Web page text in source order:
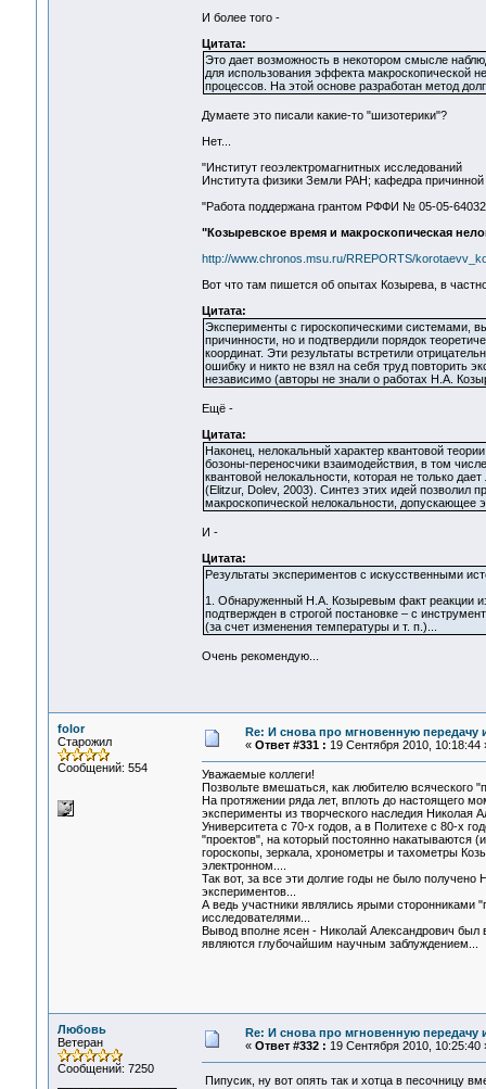
И более того -
Цитата:
Это дает возможность в некотором смысле
для использования эффекта макроскопической
процессов. На этой основе разработан метод
Думаете это писали какие-то "шизотерики"?
Нет...
"Институт геоэлектромагнитных исследований
Института физики Земли РАН; кафедра
"Работа поддержана грантом РФФИ № 05-05-
"Козыревское время и макроскопическая
http://www.chronos.msu.ru/RREPORTS/
Вот что там пишется об опытах Козырева, в
Цитата:
Эксперименты с гироскопическими системами,
причинности, но и подтвердили порядок
координат. Эти результаты встретили
ошибку и никто не взял на себя труд повторить
независимо (авторы не знали о работах Н.А.
Ещё -
Цитата:
Наконец, нелокальный характер квантовой
бозоны-переносчики взаимодействия, в том
квантовой нелокальности, которая не только
(Elitzur, Dolev, 2003). Синтез этих идей позволил
макроскопической нелокальности, допускающее
И -
Цитата:
Результаты экспериментов с искусственными
1. Обнаруженный Н.А. Козыревым факт реакции
подтвержден в строгой постановке – с
(за счет изменения температуры и т. п.)...
Очень рекомендую...
folor
Старожил
Сообщений: 554
Re: И снова про мгновенную
« Ответ #331 : 19 Сентября 2010, 10:18:44
Уважаемые коллеги!
Позвольте вмешаться, как любителю всяческого
На протяжении ряда лет, вплоть до настоящего
эксперименты из творческого наследия Николая
Университета с 70-х годов, а в Политехе с 80-х
"проектов", на который постоянно накатываются
гороскопы, зеркала, хронометры и тахометры
электронном....
Так вот, за все эти долгие годы не было
экспериментов...
А ведь участники являлись ярыми сторонниками
исследователями...
Вывод вполне ясен - Николай Александрович
являются глубочайшим научным заблуждением...
Любовь
Ветеран
Сообщений: 7250
Re: И снова про мгновенную
« Ответ #332 : 19 Сентября 2010, 10:25:40
Пипусик, ну вот опять так и хотца в песочницу